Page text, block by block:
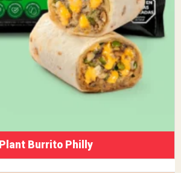
Plant Burrito Philly